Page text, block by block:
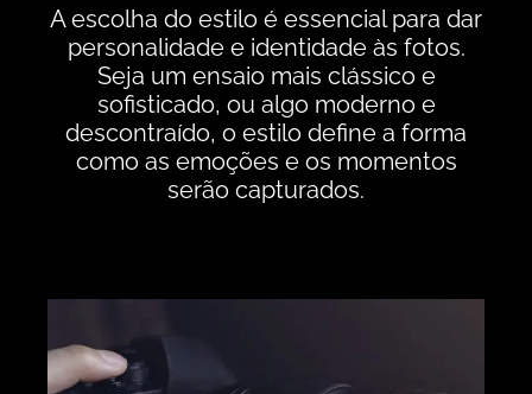
A escolha do estilo é essencial para dar
personalidade e identidade às fotos.
Seja um ensaio mais clássico e
sofisticado, ou algo moderno e
descontraído, o estilo define a forma
como as emoções e os momentos
serão capturados.